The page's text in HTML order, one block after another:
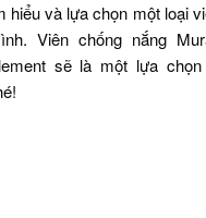
hiểu và lựa chọn một loại
Viên chống nắng
sẽ là một lựa